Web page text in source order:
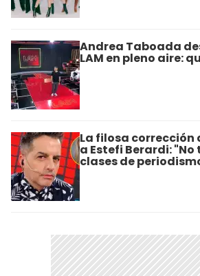
Andrea Taboada
LAM en pleno aire:
La filosa corrección
a Estefi Berardi:
clases de